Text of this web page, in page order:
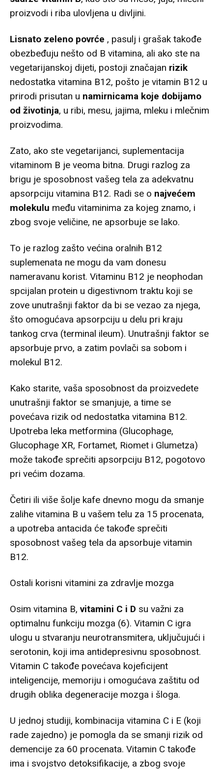
proizvodi i riba ulovljena u divljini.
Lisnato zeleno povrće , pasulj i grašak takođe
obezbeđuju nešto od B vitamina, ali ako ste na
vegetarijanskoj dijeti, postoji značajan rizik
nedostatka vitamina B12, pošto je vitamin B12 u
prirodi prisutan u namirnicama koje dobijamo
od životinja, u ribi, mesu, jajima, mleku i mlečnim
proizvodima.
Zato, ako ste vegetarijanci, suplementacija
vitaminom B je veoma bitna. Drugi razlog za
brigu je sposobnost vašeg tela za adekvatnu
apsorpciju vitamina B12. Radi se o najvećem
molekulu među vitaminima za kojeg znamo, i
zbog svoje veličine, ne apsorbuje se lako.
To je razlog zašto većina oralnih B12
suplemenata ne mogu da vam donesu
nameravanu korist. Vitaminu B12 je neophodan
spcijalan protein u digestivnom traktu koji se
zove unutrašnji faktor da bi se vezao za njega,
što omogućava apsorpciju u delu pri kraju
tankog crva (terminal ileum). Unutrašnji faktor se
apsorbuje prvo, a zatim povlači sa sobom i
molekul B12.
Kako starite, vaša sposobnost da proizvedete
unutrašnji faktor se smanjuje, a time se
povećava rizik od nedostatka vitamina B12.
Upotreba leka metformina (Glucophage,
Glucophage XR, Fortamet, Riomet i Glumetza)
može takođe sprečiti apsorpciju B12, pogotovo
pri većim dozama.
Četiri ili više šolje kafe dnevno mogu da smanje
zalihe vitamina B u vašem telu za 15 procenata,
a upotreba antacida će takođe sprečiti
sposobnost vašeg tela da apsorbuje vitamin
B12.
Ostali korisni vitamini za zdravlje mozga
Osim vitamina B, vitamini C i D su važni za
optimalnu funkciju mozga (6). Vitamin C igra
ulogu u stvaranju neurotransmitera, uključujući i
serotonin, koji ima antidepresivnu sposobnost.
Vitamin C takođe povećava kojeficijent
inteligencije, memoriju i omogućava zaštitu od
drugih oblika degeneracije mozga i šloga.
U jednoj studiji, kombinacija vitamina C i E (koji
rade zajedno) je pomogla da se smanji rizik od
demencije za 60 procenata. Vitamin C takođe
ima i svojstvo detoksifikacije, a zbog svoje